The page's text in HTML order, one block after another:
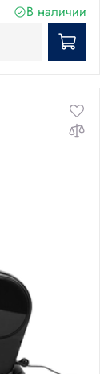
В наличии